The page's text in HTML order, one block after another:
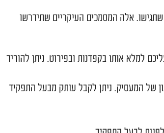
מדריך מפורט
מראש ולהיוועץ בעורך דין